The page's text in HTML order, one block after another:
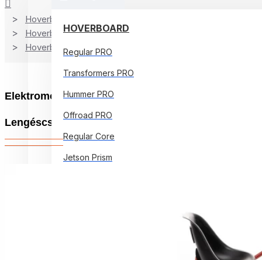
HOVERBOARD
Regular PRO
Transformers PRO
Hummer PRO
Offroad PRO
Regular Core
Jetson Prism
Hoverboard Kart
Hoverboard
Hoverboard Kart
Elektromos Hoverboard GoKart Szett
Lengéscsillapítókkal, Smart Balance